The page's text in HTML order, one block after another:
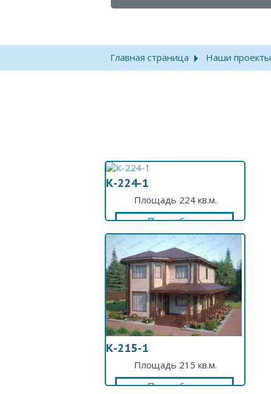
Главная страница Наши проекты
К-224-1
Площадь 224 кв.м.
Подробнее
К-215-1
Площадь 215 кв.м.
Подробнее